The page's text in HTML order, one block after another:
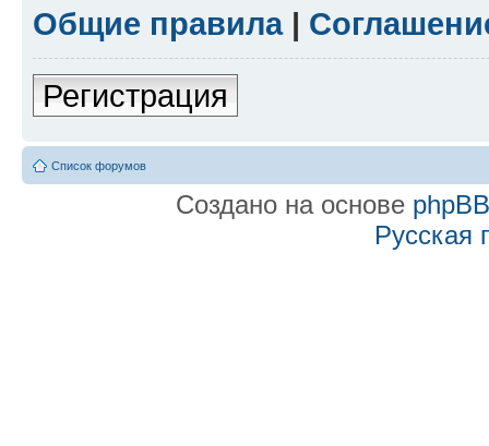
Общие правила|
Регистрация
Список форумов
Создано на основе phpBB
Русская